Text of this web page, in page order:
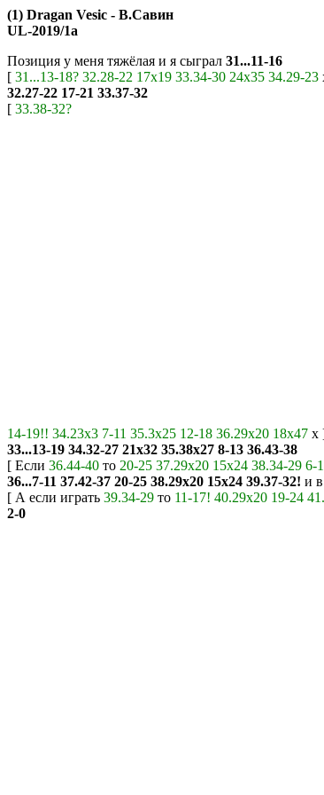
(1) Dragan Vesic - В.Савин
UL-2019/1а
Позиция у меня тяжёлая и я сыграл 31...11-16
[ 31...13-18? 32.28-22 17x19 33.34-30 24x35 34.29-23
32.27-22 17-21 33.37-32
[ 33.38-32?
14-19!! 34.23x3 7-11 35.3x25 12-18 36.29x20 18x47 х
33...13-19 34.32-27 21x32 35.38x27 8-13 36.43-38
[ Если 36.44-40 то 20-25 37.29x20 15x24 38.34-29 6-
36...7-11 37.42-37 20-25 38.29x20 15x24 39.37-32! и
[ А если играть 39.34-29 то 11-17! 40.29x20 19-24
2-0